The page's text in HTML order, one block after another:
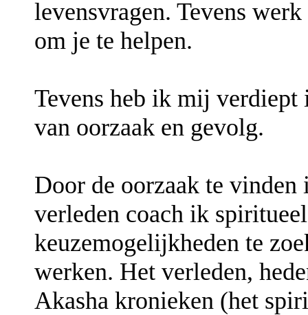
levensvragen. Tevens
om je te helpen.
Tevens heb ik mij verdiept
van oorzaak en gevolg.
Door de oorzaak te
verleden coach ik
keuzemogelijkheden te
werken. Het verleden,
Akasha kronieken (het